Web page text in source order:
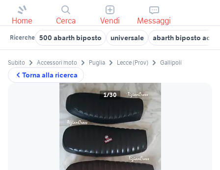
Home Cerca Vendi Messaggi
Ricerche 500 abarth biposto universale abarth biposto
Torna alla ricerca
Subito Accessori moto Puglia Lecce (Prov) Gallipoli
1/30